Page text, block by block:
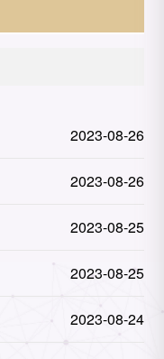
2023-08-26
2023-08-26
2023-08-25
2023-08-25
2023-08-24